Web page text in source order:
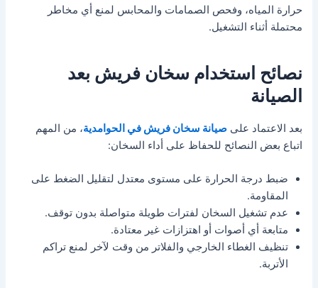
حرارة المياه، وفحص الصمامات والمحابس لمنع أي مخاطر
محتملة أثناء التشغيل.
نصائح استخدام سخان فريش بعد
الصيانة
بعد الاعتماد علىصيانة سخان فريش في الحوامدية، من المهم
اتباع بعض النصائح للحفاظ على أداء السخان:
ضبط درجة الحرارة على مستوى معتدل لتقليل الضغط على
المقاومة.
عدم تشغيل السخان لفترات طويلة متواصلة بدون توقف.
متابعة أي أصوات أو اهتزازات غير معتادة.
تنظيف الغطاء الخارجي والفلاتر من وقت لآخر لمنع تراكم
الأتربة.